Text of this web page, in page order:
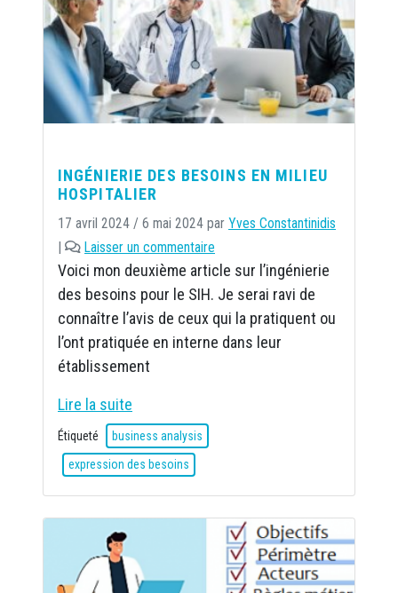
INGÉNIERIE DES BESOINS EN MILIEU
HOSPITALIER
17 avril 2024 / 6 mai 2024 par Yves Constantinidis
Laisser un commentaire
Voici mon deuxième article sur l’ingénierie
des besoins pour le SIH. Je serai ravi de
connaître l’avis de ceux qui la pratiquent ou
l’ont pratiquée en interne dans leur
établissement
Lire la suite
Étiqueté business analysis
expression des besoins